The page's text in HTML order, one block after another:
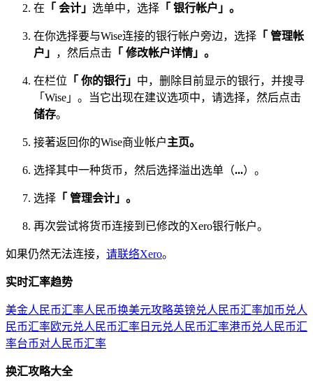
在 「 会计」 选单中，选择 「 银行帐户」。
在你选择要与Wise连接的银行帐户旁边，选择 「 管理帐
户」
，然后点击 「 修改帐户详情」。
在栏位 「 你的银行」 中，删除目前显示的银行，并搜寻
「Wise」。当它出现在建议选项中，请选择，然后点击
储存。
接著返回你的Wise商业帐户主页。
选择其中一种货币，然后选择溢出选单（...）。
选择 「 管理会计」。
再次尝试将货币连接到已修改的Xero银行帐户。
如果仍然无法连接， 请联络Xero。
实时汇率趋势
美金人民币汇率人民币换美元攻略英镑兑人民币汇率加币兑人
民币汇率欧元兑人民币汇率 日元兑人民币汇率港币兑人民币汇
率台币对人民币汇率
换汇攻略大全